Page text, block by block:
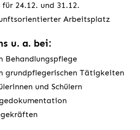
24.12. und 31.12.
Arbeitsplatz
u. a. bei:
Behandlungspflege
grundpflegerischen Tätigkeiten
und Schülern